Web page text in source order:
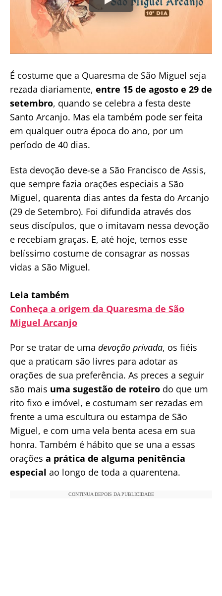
É costume que a Quaresma de São Miguel seja
rezada diariamente, entre 15 de agosto e 29 de
setembro, quando se celebra a festa deste
Santo Arcanjo. Mas ela também pode ser feita
em qualquer outra época do ano, por um
período de 40 dias.
Esta devoção deve-se a São Francisco de Assis,
que sempre fazia orações especiais a São
Miguel, quarenta dias antes da festa do Arcanjo
(29 de Setembro). Foi difundida através dos
seus discípulos, que o imitavam nessa devoção
e recebiam graças. E, até hoje, temos esse
belíssimo costume de consagrar as nossas
vidas a São Miguel.
Leia também
Conheça a origem da Quaresma de São
Miguel Arcanjo
Por se tratar de uma devoção privada, os fiéis
que a praticam são livres para adotar as
orações de sua preferência. As preces a seguir
são mais uma sugestão de roteiro do que um
rito fixo e imóvel, e costumam ser rezadas em
frente a uma escultura ou estampa de São
Miguel, e com uma vela benta acesa em sua
honra. Também é hábito que se una a essas
orações a prática de alguma penitência
especial ao longo de toda a quarentena.
CONTINUA DEPOIS DA PUBLICIDADE